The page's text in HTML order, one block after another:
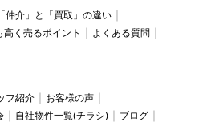
「仲介」と「買取」の違い
高く売るポイント
よくある質問
フ紹介
お客様の声
自社物件一覧(チラシ)
ブログ